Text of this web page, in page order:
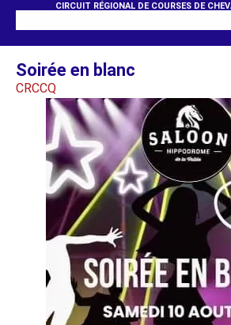
CIRCUIT RÉGIONAL DE COURSES DE
Soirée en blanc
CRCCQ